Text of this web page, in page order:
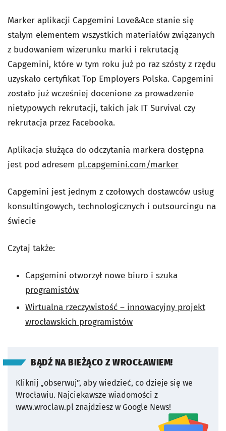
Marker aplikacji Capgemini Love&Ace stanie się
stałym elementem wszystkich materiałów związanych
z budowaniem wizerunku marki i rekrutacją
Capgemini, które w tym roku już po raz szósty z rzędu
uzyskało certyfikat Top Employers Polska. Capgemini
zostało już wcześniej docenione za prowadzenie
nietypowych rekrutacji, takich jak IT Survival czy
rekrutacja przez Facebooka.
Aplikacja służąca do odczytania markera dostępna
jest pod adresem pl.capgemini.com/marker
Capgemini jest jednym z czołowych dostawców usług
konsultingowych, technologicznych i outsourcingu na
świecie
Czytaj także:
Capgemini otworzył nowe biuro i szuka
programistów
Wirtualna rzeczywistość – innowacyjny projekt
wrocławskich programistów
BĄDŹ NA BIEŻĄCO Z WROCŁAWIEM!
Kliknij „obserwuj”, aby wiedzieć, co dzieje się we
Wrocławiu. Najciekawsze wiadomości z
www.wroclaw.pl znajdziesz w Google News!